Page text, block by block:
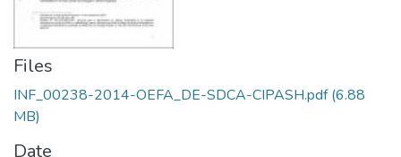
Files
INF_00238-2014-OEFA_DE-SDCA-CIPASH.pdf(6.88
MB)
Date